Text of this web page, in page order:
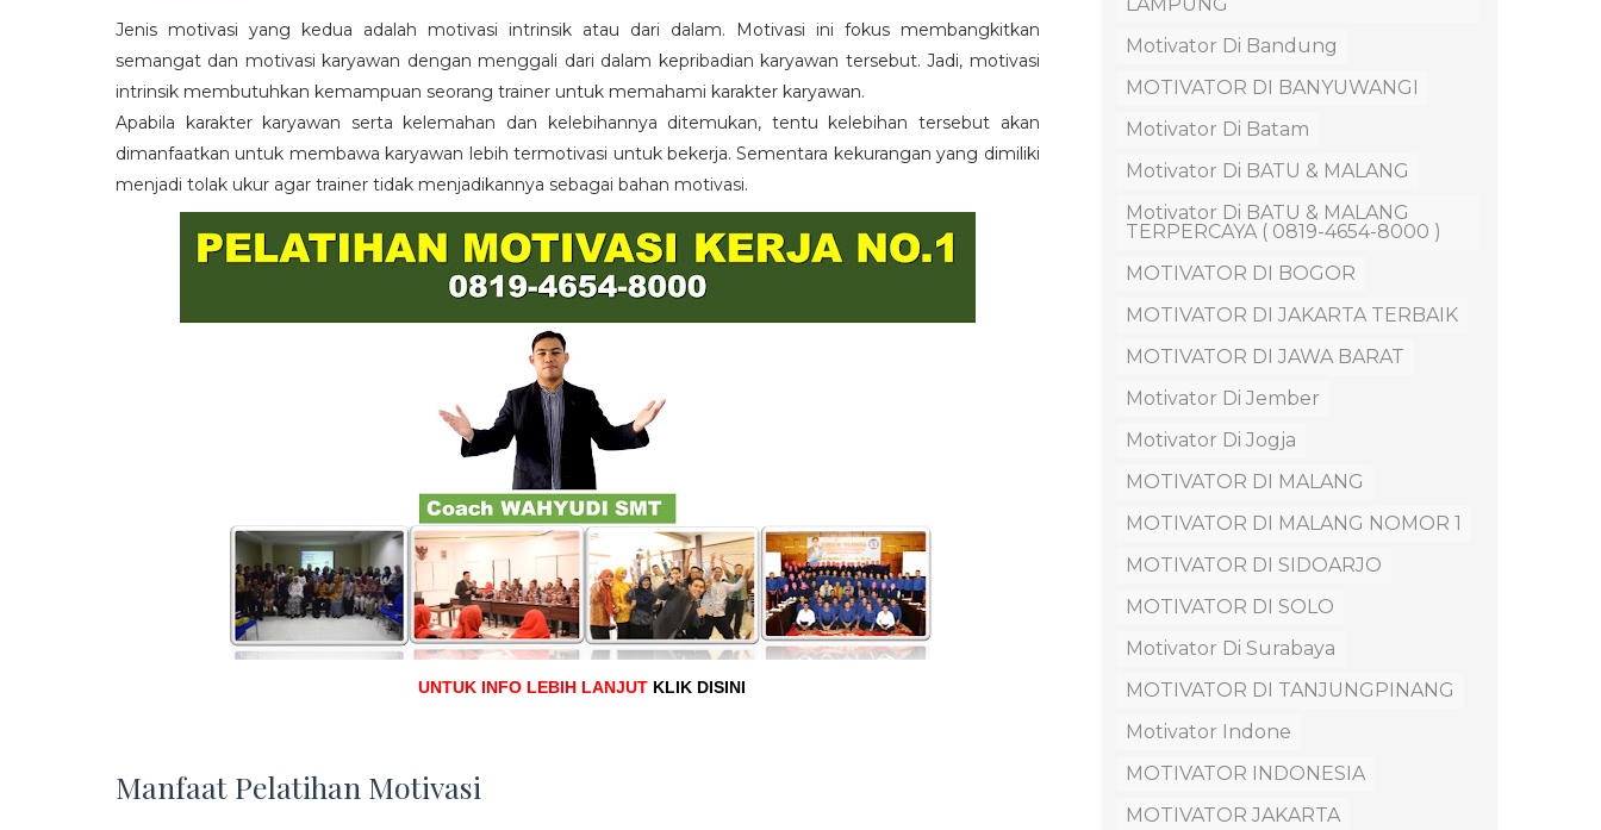
Jenis motivasi yang kedua adalah motivasi intrinsik atau dari dalam. Motivasi ini fokus membangkitkan
semangat dan motivasi karyawan dengan menggali dari dalam kepribadian karyawan tersebut. Jadi, motivasi
intrinsik membutuhkan kemampuan seorang trainer untuk memahami karakter karyawan.
Apabila karakter karyawan serta kelemahan dan kelebihannya ditemukan, tentu kelebihan tersebut akan
dimanfaatkan untuk membawa karyawan lebih termotivasi untuk bekerja. Sementara kekurangan yang dimiliki
menjadi tolak ukur agar trainer tidak menjadikannya sebagai bahan motivasi.
UNTUK INFO LEBIH LANJUT KLIK DISINI
Manfaat Pelatihan Motivasi
Motivator Di Bandung
MOTIVATOR DI BANYUWANGI
Motivator Di Batam
Motivator Di BATU & MALANG
Motivator Di BATU & MALANG
TERPERCAYA ( 0819-4654-8000 )
MOTIVATOR DI BOGOR
MOTIVATOR DI JAKARTA TERBAIK
MOTIVATOR DI JAWA BARAT
Motivator Di Jember
Motivator Di Jogja
MOTIVATOR DI MALANG
MOTIVATOR DI MALANG NOMOR 1
MOTIVATOR DI SIDOARJO
MOTIVATOR DI SOLO
Motivator Di Surabaya
MOTIVATOR DI TANJUNGPINANG
Motivator Indone
MOTIVATOR INDONESIA
MOTIVATOR JAKARTA